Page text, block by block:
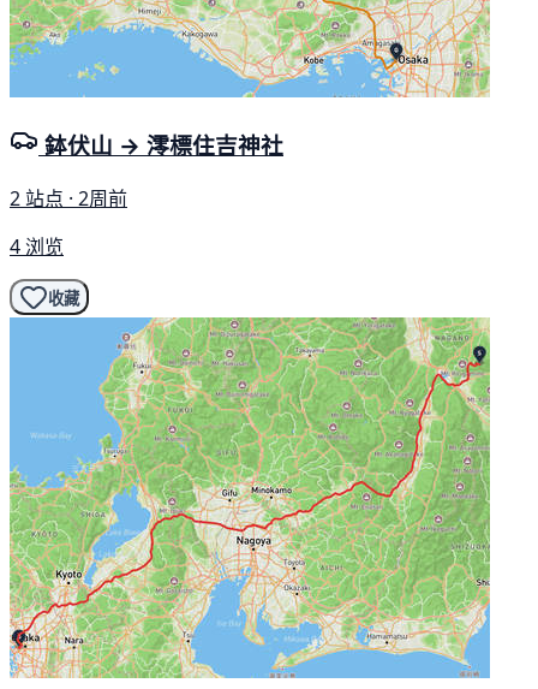
鉢伏山 → 澪標住吉神社
2 站点 · 2周前
4 浏览
收藏